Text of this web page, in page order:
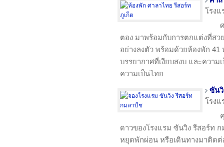
โรง
ตอง มาพร้อมกับการตกแต่งที่สว
อย่างลงตัว พร้อมด้วยห้องพัก
บรรยากาศที่เงียบสงบ และควา
ความเป็นไทย
ซัน
โรง
ดาวของโรงแรม ซันวิง รีสอร์ท
หยุดพักผ่อน หรือเดินทางมาติด